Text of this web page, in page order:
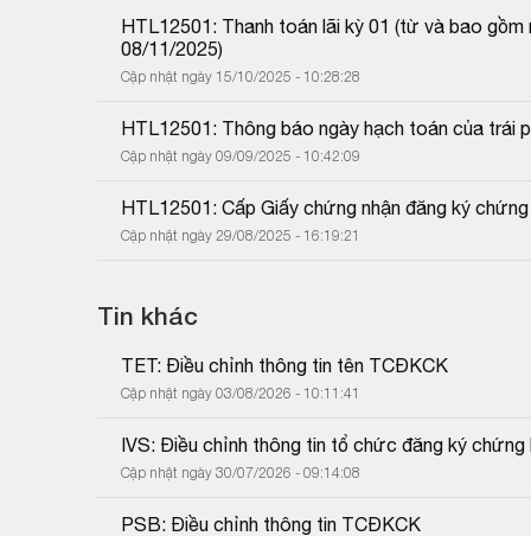
HTL12501: Thanh toán lãi kỳ 01 (từ và bao
08/11/2025)
Cập nhật ngày 15/10/2025 - 10:28:28
HTL12501: Thông báo ngày hạch toán của trái
Cập nhật ngày 09/09/2025 - 10:42:09
HTL12501: Cấp Giấy chứng nhận đăng ký
Cập nhật ngày 29/08/2025 - 16:19:21
Tin khác
TET: Điều chỉnh thông tin tên TCĐKCK
Cập nhật ngày 03/08/2026 - 10:11:41
IVS: Điều chỉnh thông tin tổ chức đăng ký chứng
Cập nhật ngày 30/07/2026 - 09:14:08
PSB: Điều chỉnh thông tin TCĐKCK